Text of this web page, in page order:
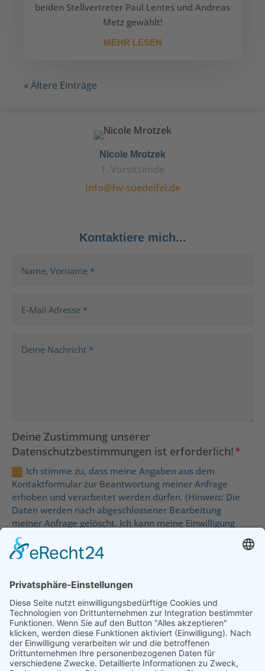
beiden Stellvertreter Paul Lentes und Andreas
Metz gewählt!
MEHR LESEN
« Ältere Einträge
Kontaktiere mich...
Deine Zustimmung unserer
Datenschutzbestimmungen ist erforderlich!
Ich stimme zu, dass meine Angaben aus dem
Kontaktformular zur Beantwortung meiner Anfrage
erhoben und verarbeitet werden dürfen. (Hinweis: Die
Daten werden nach abgeschlossener Bearbeitung
meiner Anfrage gelöscht. Ich kann meine Einwilligung
jederzeit für die Zukunft per E-Mail an
eifelkreis.dewiderrufen. Detaillierte Infos zum Umgang
mit Nutzerdaten:Datenschutzerklärung
8 + 9=
Nicole Mrotzek
1. Vorsitzende
Info@fw-suedeifel.de